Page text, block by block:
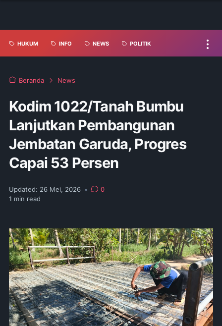
HUKUM INFO NEWS POLITIK
Beranda News
Kodim 1022/Tanah Bumbu
Lanjutkan Pembangunan
Jembatan Garuda, Progres
Capai 53 Persen
Updated: 26 Mei, 2026 •
0
1 min read